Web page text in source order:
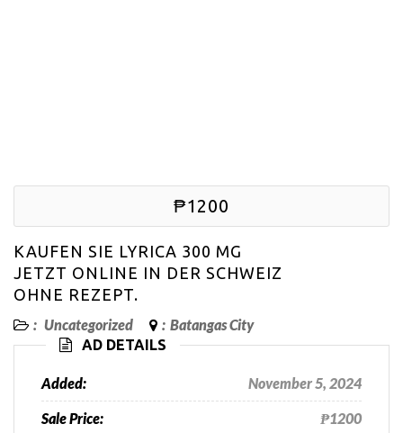
₱1200
KAUFEN SIE LYRICA 300 MG
JETZT ONLINE IN DER SCHWEIZ
OHNE REZEPT.
: Uncategorized : Batangas City
AD DETAILS
Added: November 5, 2024
Sale Price: ₱1200